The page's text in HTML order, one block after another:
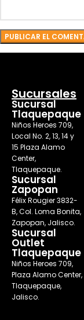
Sucursales
Sucursal
Tlaquepaque
Niños Heroes 709,
Local No. 2, 13, 14 y
15 Plaza Alamo
Center,
Tlaquepaque.
Sucursal
Zapopan
Félix Rougier 3832-
B, Col. Loma Bonita,
Zapopan, Jalisco.
Sucursal
Outlet
Tlaquepaque
Niños Heroes 709,
Plaza Alamo Center,
Tlaquepaque,
Jalisco.